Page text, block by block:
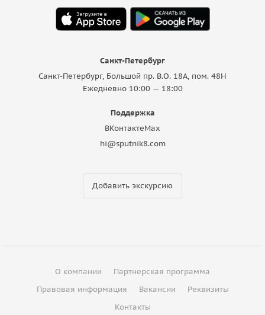
Санкт-Петербург
Санкт-Петербург, Большой пр. В.О. 18A, пом. 48Н
Ежедневно 10:00 — 18:00
Поддержка
ВКонтактеMax
hi@sputnik8.com
Добавить экскурсию
О компании
Партнерская программа
Правовая информация
Вакансии
Реквизиты
Контакты